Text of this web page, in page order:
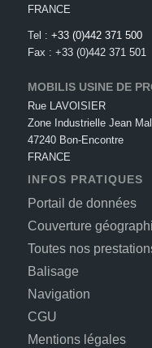
FRANCE
Tel : +33 (0)442 371 500
Fax : +33 (0)442 371 501
MOBILIS USINE DE
Rue LAVOISIER
Zone Industrielle Jean
47240 Bon-Encontre
FRANCE
INFOS PRATIQUES
Portail de données
Couverture
Toutes nos
Balisage
Navigation
CGU
Mentions légales